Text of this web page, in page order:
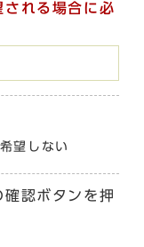
される場合に必
望しない
認ボタンを押